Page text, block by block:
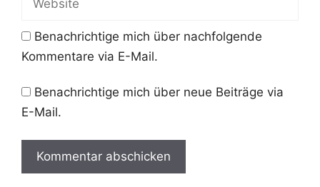
Benachrichtige mich über nachfolgende
Kommentare via E-Mail.
Benachrichtige mich über neue Beiträge via
E-Mail.